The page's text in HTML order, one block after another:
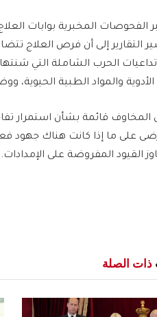
الفحوصات المخبرية بوابات
التقارير إلى أن فرص العلاج
الأدوية والمواد الطبية
المخاوف قائمة بشأن استمرار
على ما إذا كانت هناك جهود
القيود المفروضة على الإمدادات.
ذات الصلة